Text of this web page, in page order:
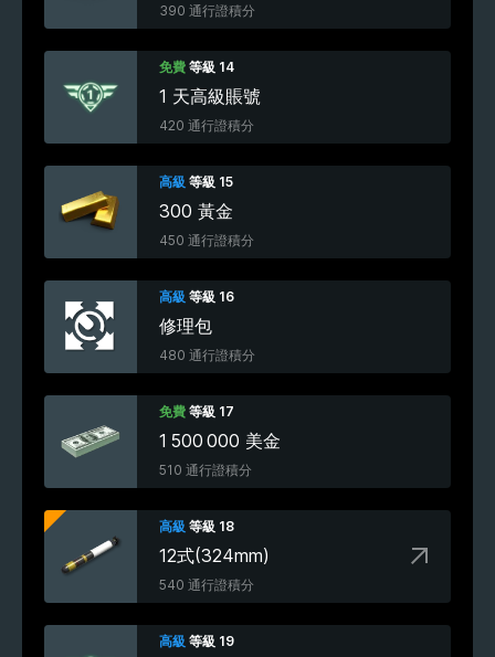
390 通行證積分
免費 等級 14
1 天高級賬號
420 通行證積分
高級 等級 15
300 黃金
450 通行證積分
高級 等級 16
修理包
480 通行證積分
免費 等級 17
1 500 000 美金
510 通行證積分
高級 等級 18
12式(324mm)
540 通行證積分
高級 等級 19